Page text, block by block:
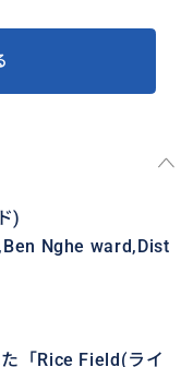
)
Nghe ward,Dist
「Rice Field(ライ